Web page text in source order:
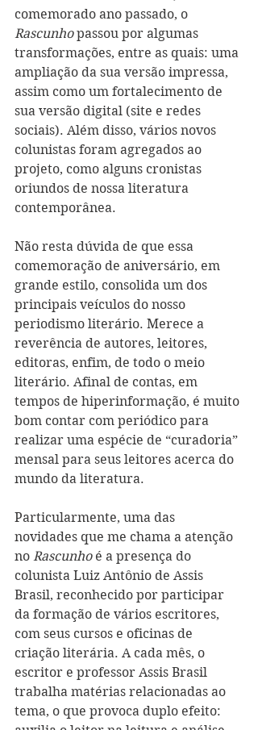
comemorado ano passado, o
Rascunho passou por algumas
transformações, entre as quais: uma
ampliação da sua versão impressa,
assim como um fortalecimento de
sua versão digital (site e redes
sociais). Além disso, vários novos
colunistas foram agregados ao
projeto, como alguns cronistas
oriundos de nossa literatura
contemporânea.
Não resta dúvida de que essa
comemoração de aniversário, em
grande estilo, consolida um dos
principais veículos do nosso
periodismo literário. Merece a
reverência de autores, leitores,
editoras, enfim, de todo o meio
literário. Afinal de contas, em
tempos de hiperinformação, é muito
bom contar com periódico para
realizar uma espécie de “curadoria”
mensal para seus leitores acerca do
mundo da literatura.
Particularmente, uma das
novidades que me chama a atenção
no Rascunho é a presença do
colunista Luiz Antônio de Assis
Brasil, reconhecido por participar
da formação de vários escritores,
com seus cursos e oficinas de
criação literária. A cada mês, o
escritor e professor Assis Brasil
trabalha matérias relacionadas ao
tema, o que provoca duplo efeito: